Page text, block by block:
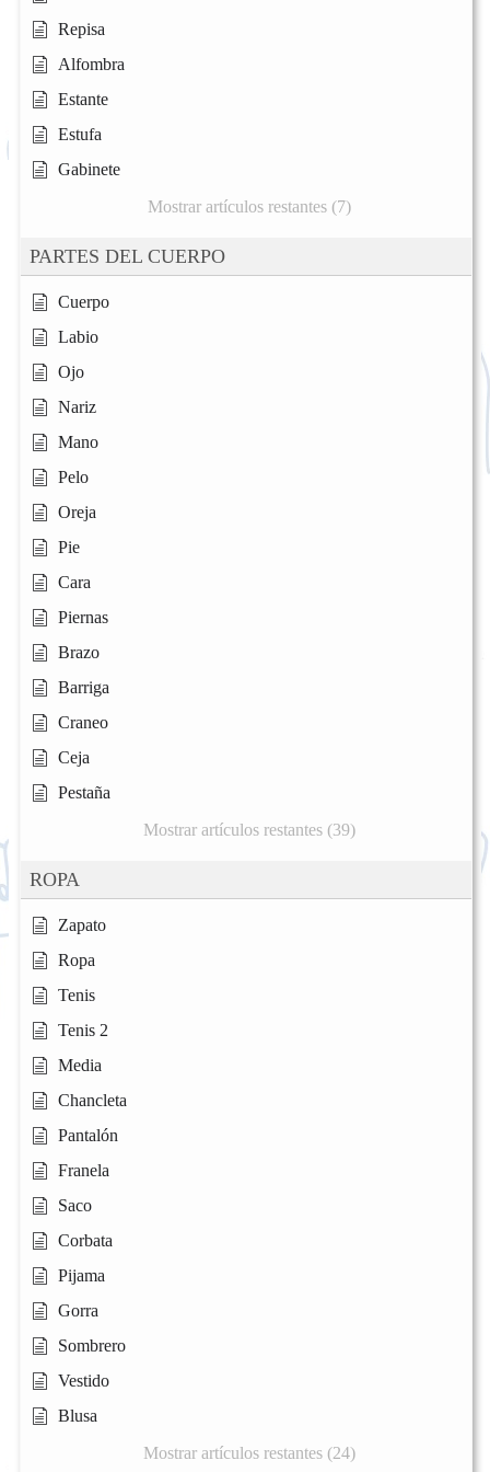
Repisa
Alfombra
Estante
Estufa
Gabinete
Mostrar artículos restantes (7)
PARTES DEL CUERPO
Cuerpo
Labio
Ojo
Nariz
Mano
Pelo
Oreja
Pie
Cara
Piernas
Brazo
Barriga
Craneo
Ceja
Pestaña
Mostrar artículos restantes (39)
ROPA
Zapato
Ropa
Tenis
Tenis 2
Media
Chancleta
Pantalón
Franela
Saco
Corbata
Pijama
Gorra
Sombrero
Vestido
Blusa
Mostrar artículos restantes (24)